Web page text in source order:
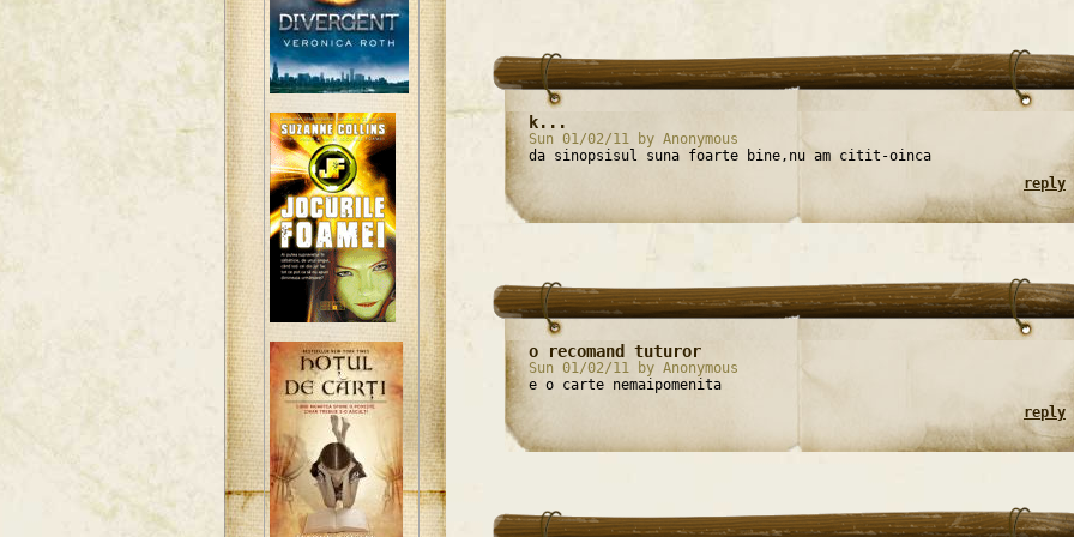
k...
Sun 01/02/11 by Anonymous
da sinopsisul suna foarte bine,nu am citit-oinca
reply
o recomand tuturor
Sun 01/02/11 by Anonymous
e o carte nemaipomenita
reply